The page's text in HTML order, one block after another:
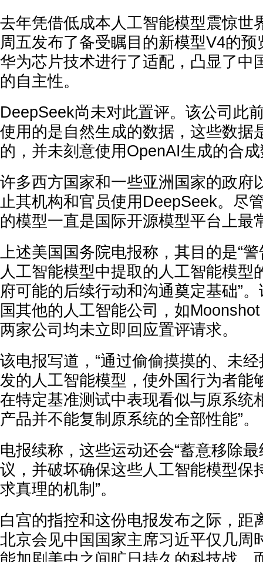
去年凭借低成本人工智能模型震惊世
周五发布了备受瞩目的新模型V4的
华为芯片技术进行了适配，凸显了中
的自主性。
DeepSeek尚未对此置评。该公司此
使用的是自然生成的数据，这些数据
的，并未刻意使用OpenAI生成的合
许多西方国家和一些亚洲国家的政府
止其机构和官员使用DeepSeek。尽
的模型一直是国际开源模型平台上最
上述美国国务院电报称，其目的是“
人工智能模型中提取的人工智能模型
府可能的后续行动和沟通奠定基础”
国其他的人工智能公司，如
两家公司均未立即回应置评请求。
该电报写道，“通过偷偷摸摸的、未
发的人工智能模型，使外国行为者能
在特定基准测试中表现看似与原系统
产品并不能复制原系统的全部性能”。
电报续称，这些运动还会“蓄意移除
议，并破坏确保这些人工智能模型保
求真理的机制”。
白宫的指控和这份电报发布之际，距
北京会见中国国家主席习近平仅几周